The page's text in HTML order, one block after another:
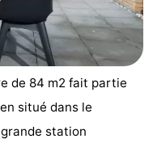
de 84 m2 fait partie
situé dans le
station